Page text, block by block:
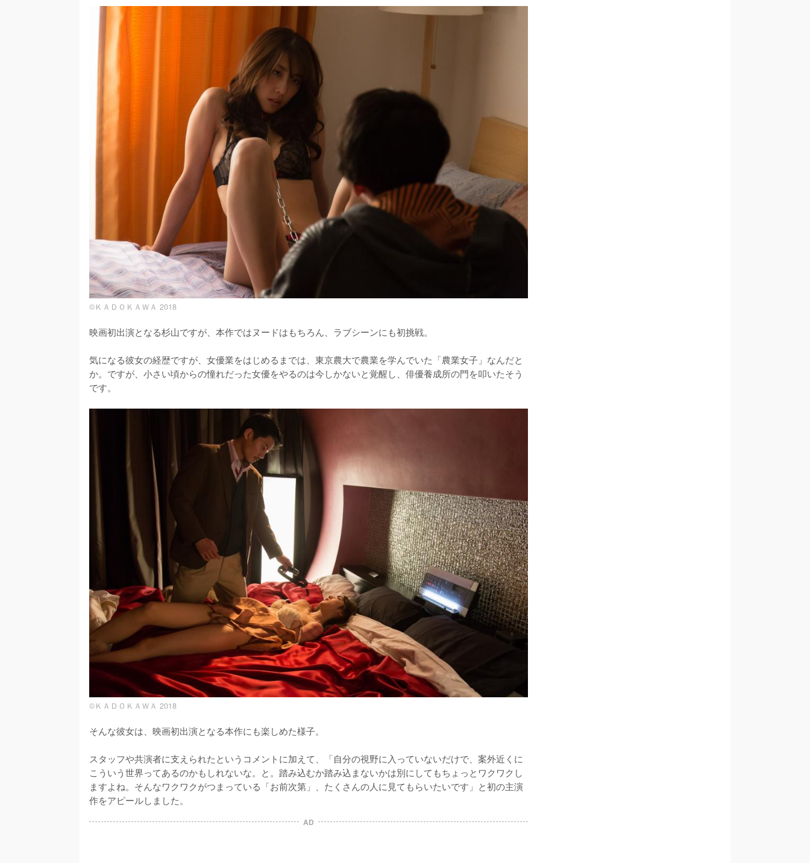
©ＫＡＤＯＫＡＷＡ 2018
映画初出演となる杉山ですが、本作ではヌードはもちろん、ラブシーンにも初挑戦。
気になる彼女の経歴ですが、女優業をはじめるまでは、東京農大で農業を学んでいた「農業女子」なんだと
か。ですが、小さい頃からの憧れだった女優をやるのは今しかないと覚醒し、俳優養成所の門を叩いたそう
©ＫＡＤＯＫＡＷＡ 2018
そんな彼女は、映画初出演となる本作にも楽しめた様子。
スタッフや共演者に支えられたというコメントに加えて、「自分の視野に入っていないだけで、案外近くに
こういう世界ってあるのかもしれないな。と。踏み込むか踏み込まないかは別にしてもちょっとワクワクし
ますよね。そんなワクワクがつまっている「お前次第」、たくさんの人に見てもらいたいです」と初の主演
作をアピールしました。
AD